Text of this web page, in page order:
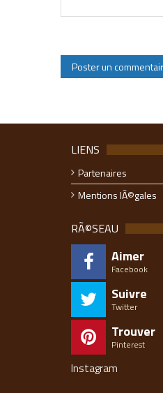
LIENS
Partenaires
Mentions lÃ©gales
RÃ©SEAU
Aimer
Facebook
Suivre
Twitter
Trouver
Pinterest
Instagram